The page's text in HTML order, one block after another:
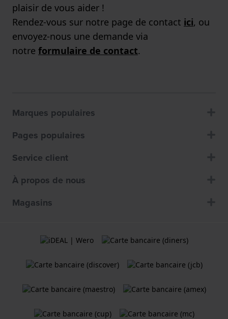
plaisir de vous aider !
Rendez-vous sur notre page de contact ici, ou
envoyez-nous une demande via
notre formulaire de contact.
Marques populaires
Pages populaires
Service client
À propos de nous
Magasins